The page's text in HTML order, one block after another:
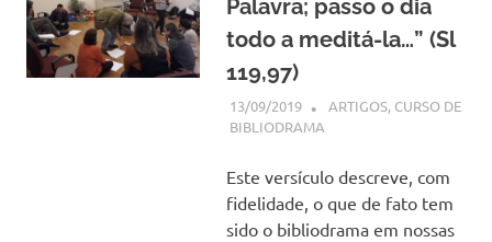
Palavra; passo o dia
todo a meditá-la…” (Sl
119,97)
13/09/2019 SSPS BRASIL
ARTIGOS, CURSO DE
BIBLIODRAMA
Este versículo descreve, com
fidelidade, o que de fato tem
sido o bibliodrama em nossas